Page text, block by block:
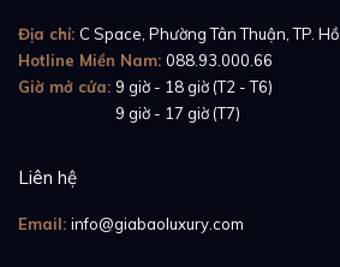
Địa chỉ: C Space, Phường Tân Thuận, TP.
Hotline Miền Nam: 088.93.000.66
Giờ mở cửa: 9 giờ - 18 giờ (T2 - T6)
9 giờ - 17 giờ (T7)
Liên hệ
Email: info@giabaoluxury.com